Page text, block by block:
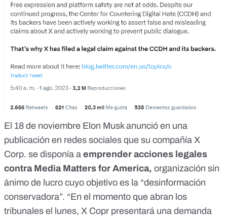
El 18 de noviembre Elon Musk anunció en una
publicación en redes sociales que su compañía X
Corp. se disponía a emprender acciones legales
contra Media Matters for America, organización sin
ánimo de lucro cuyo objetivo es la “desinformación
conservadora”. “En el momento que abran los
tribunales el lunes, X Copr presentará una demanda